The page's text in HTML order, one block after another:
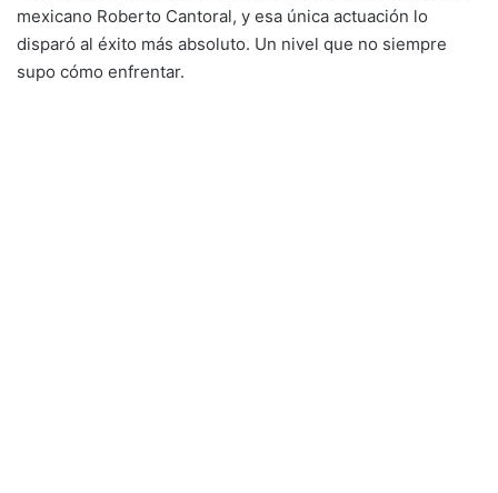
mexicano Roberto Cantoral, y esa única actuación lo
disparó al éxito más absoluto. Un nivel que no siempre
supo cómo enfrentar.